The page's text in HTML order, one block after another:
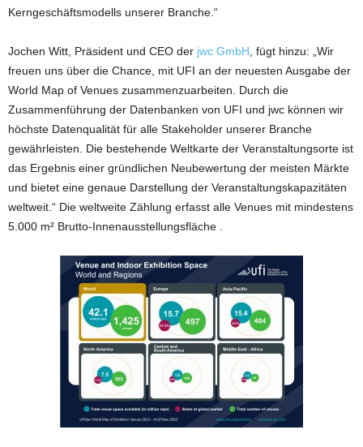
Kerngeschäftsmodells unserer Branche.“
Jochen Witt, Präsident und CEO der jwc GmbH , fügt hinzu: „Wir
freuen uns über die Chance, mit UFI an der neuesten Ausgabe der
World Map of Venues zusammenzuarbeiten. Durch die
Zusammenführung der Datenbanken von UFI und jwc können wir
höchste Datenqualität für alle Stakeholder unserer Branche
gewährleisten. Die bestehende Weltkarte der Veranstaltungsorte ist
das Ergebnis einer gründlichen Neubewertung der meisten Märkte
und bietet eine genaue Darstellung der Veranstaltungskapazitäten
weltweit.“ Die weltweite Zählung erfasst alle Venues mit mindestens
5.000 m² Brutto-Innenausstellungsfläche .